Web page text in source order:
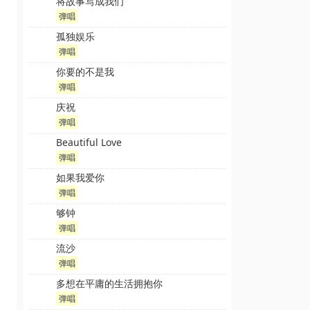
弹唱
孤独娱乐
弹唱
你要的不是我
弹唱
庆祝
弹唱
Beautiful Love
弹唱
如果我爱你
弹唱
够钟
弹唱
流沙
弹唱
多想在平庸的生活拥抱你
弹唱